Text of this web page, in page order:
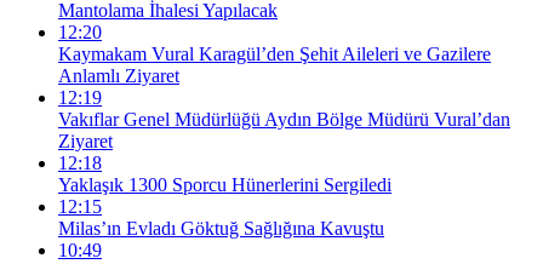
Mantolama İhalesi Yapılacak
12:20
Kaymakam Vural Karagül’den Şehit Aileleri ve Gazilere
Anlamlı Ziyaret
12:19
Vakıflar Genel Müdürlüğü Aydın Bölge Müdürü Vural’dan
Ziyaret
12:18
Yaklaşık 1300 Sporcu Hünerlerini Sergiledi
12:15
Milas’ın Evladı Göktuğ Sağlığına Kavuştu
10:49